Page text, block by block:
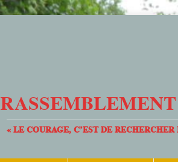
« LE COURAGE, C’EST DE